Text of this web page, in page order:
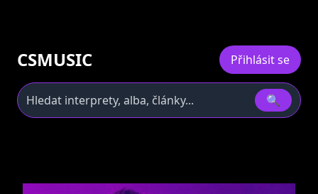
CSMUSIC Přihlásit se
🔍